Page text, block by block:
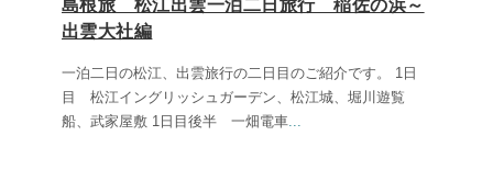
島根旅 松江出雲一泊二日旅行 稲佐の浜～
出雲大社編
一泊二日の松江、出雲旅行の二日目のご紹介です。 1日
目 松江イングリッシュガーデン、松江城、堀川遊覧
船、武家屋敷 1日目後半 一畑電車...